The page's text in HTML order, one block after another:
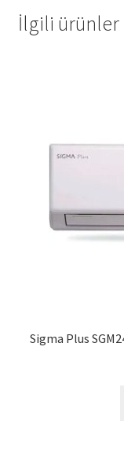
İlgili ürünler
Sigma Plus